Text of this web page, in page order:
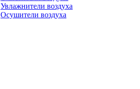
Увлажнители воздуха
Осушители воздуха